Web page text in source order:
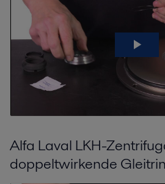
Alfa Laval LKH-
doppeltwirkende